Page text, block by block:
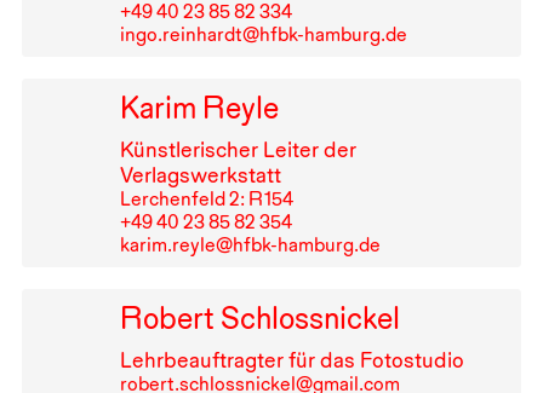
+49⁠ ⁠40⁠ ⁠23⁠ ⁠85⁠ ⁠82⁠ ⁠334
ingo.reinhardt@hfbk-hamburg.de
Karim Reyle
Künstlerischer Leiter der
Verlagswerkstatt
Lerchenfeld 2: R⁠ ⁠154
+49⁠ ⁠40⁠ ⁠23⁠ ⁠85⁠ ⁠82⁠ ⁠354
karim.reyle@hfbk-hamburg.de
Robert Schlossnickel
Lehrbeauftragter für das Fotostudio
robert.schlossnickel@gmail.com